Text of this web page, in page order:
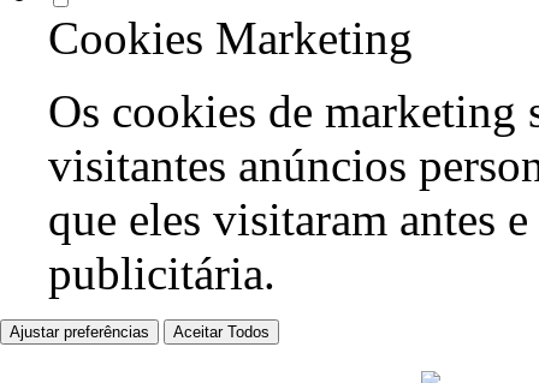
Cookies Marketing
Os cookies de marketing
visitantes anúncios
que eles visitaram antes
publicitária.
Ajustar preferências Aceitar Todos